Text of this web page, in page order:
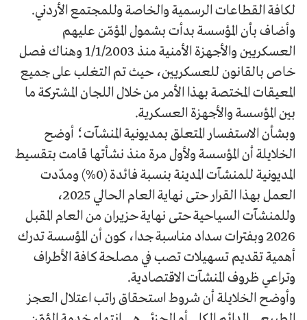
لكافة القطاعات الرسمية والخاصة وللمجتمع الأردني.
وأضاف بأن المؤسسة بدأت بشمول المؤمّن عليهم
العسكريين والأجهزة الأمنية منذ 1/1/2003 وهناك فصل
خاص بالقانون للعسكريين، حيث تم التغلب على جميع
المعيقات المختصة بهذا الأمر من خلال اللجان المشتركة ما
بين المؤسسة والأجهزة العسكرية.
وبشأن الاستفسار المتعلق بمديونية المنشآت؛ أوضح
الخلايلة أن المؤسسة ولأول مرة منذ نشأتها قامت بتقسيط
المديونية للمنشآت المدينة بنسبة فائدة (0%) ومدّدت
العمل بهذا القرار حتى نهاية العام الحالي 2025،
وللمنشآت السياحية حتى نهاية حزيران من العام المقبل
2026 وبفترات سداد مناسبة جدا، كون أن المؤسسة تدرك
أهمية تقديم تسهيلات تصب في مصلحة كافة الأطراف
وتراعي ظروف المنشآت الاقتصادية.
وأوضح الخلايلة أن شروط استحقاق راتب اعتلال العجز